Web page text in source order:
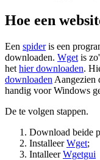
Hoe een
Een spideris een
downloaden. Wget is
het hier downloaden.
downloaden Aangezien
handig voor Windows
De te volgen stappen.
Download beide
InstalleerWget;
IntalleerWgetgui